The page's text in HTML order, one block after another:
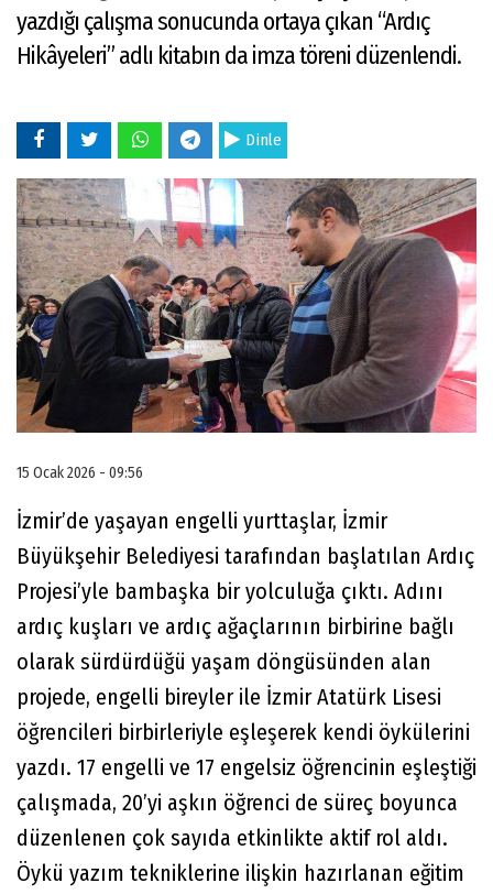
yazdığı çalışma sonucunda ortaya çıkan “Ardıç
Hikâyeleri” adlı kitabın da imza töreni düzenlendi.
Dinle
15 Ocak 2026 - 09:56
İzmir’de yaşayan engelli yurttaşlar, İzmir
Büyükşehir Belediyesi tarafından başlatılan Ardıç
Projesi’yle bambaşka bir yolculuğa çıktı. Adını
ardıç kuşları ve ardıç ağaçlarının birbirine bağlı
olarak sürdürdüğü yaşam döngüsünden alan
projede, engelli bireyler ile İzmir Atatürk Lisesi
öğrencileri birbirleriyle eşleşerek kendi öykülerini
yazdı. 17 engelli ve 17 engelsiz öğrencinin eşleştiği
çalışmada, 20’yi aşkın öğrenci de süreç boyunca
düzenlenen çok sayıda etkinlikte aktif rol aldı.
Öykü yazım tekniklerine ilişkin hazırlanan eğitim